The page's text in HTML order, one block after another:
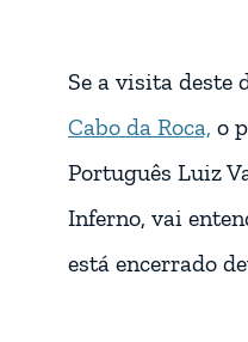
Se a visita deste
Cabo da Roca, o
Português Luiz
Inferno, vai
está encerrado